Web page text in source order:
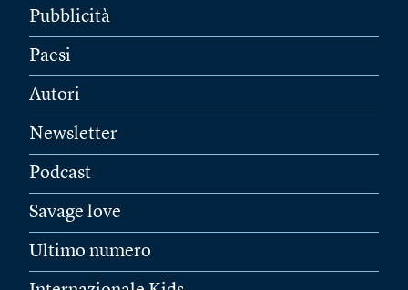
Pubblicità
Paesi
Autori
Newsletter
Podcast
Savage love
Ultimo numero